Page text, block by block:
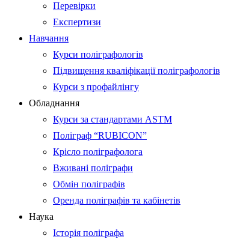
Перевірки
Експертизи
Навчання
Курси поліграфологів
Підвищення кваліфікації поліграфологів
Курси з профайлінгу
Обладнання
Курси за стандартами ASTM
Поліграф “RUBICON”
Крісло поліграфолога
Вживані поліграфи
Обмін поліграфів
Оренда поліграфів та кабінетів
Наука
Історія поліграфа